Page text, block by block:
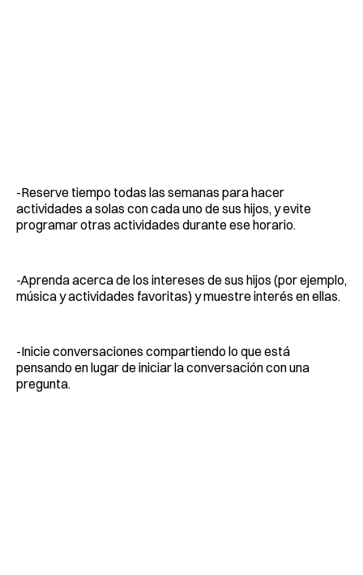
-Reserve tiempo todas las semanas para hacer
actividades a solas con cada uno de sus hijos, y evite
programar otras actividades durante ese horario.
-Aprenda acerca de los intereses de sus hijos (por ejemplo,
música y actividades favoritas) y muestre interés en ellas.
-Inicie conversaciones compartiendo lo que está
pensando en lugar de iniciar la conversación con una
pregunta.